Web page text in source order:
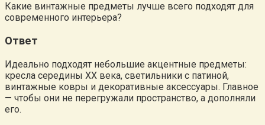
Какие винтажные предметы лучше всего подходят для
современного интерьера?
Ответ
Идеально подходят небольшие акцентные предметы:
кресла середины XX века, светильники с патиной,
винтажные ковры и декоративные аксессуары. Главное
— чтобы они не перегружали пространство, а дополняли
его.